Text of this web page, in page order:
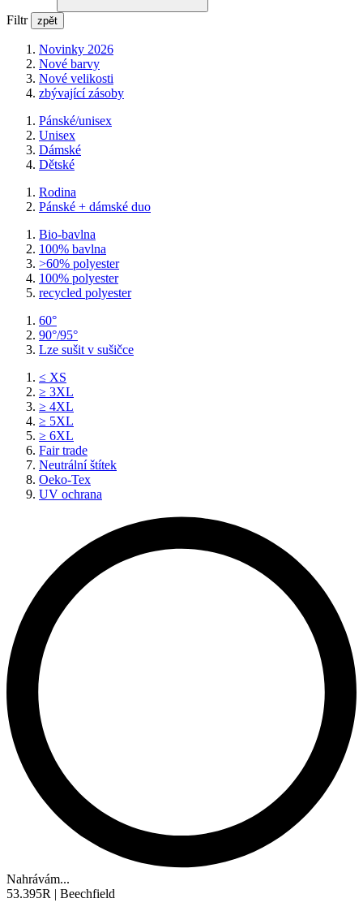
Filtr zpět
Novinky 2026
Nové barvy
Nové velikosti
zbývající zásoby
Pánské/unisex
Unisex
Dámské
Dětské
Rodina
Pánské + dámské duo
Bio-bavlna
100% bavlna
>60% polyester
100% polyester
recycled polyester
60°
90°/95°
Lze sušit v sušičce
≤ XS
≥ 3XL
≥ 4XL
≥ 5XL
≥ 6XL
Fair trade
Neutrální štítek
Oeko-Tex
UV ochrana
Nahrávám...
53.395R | Beechfield